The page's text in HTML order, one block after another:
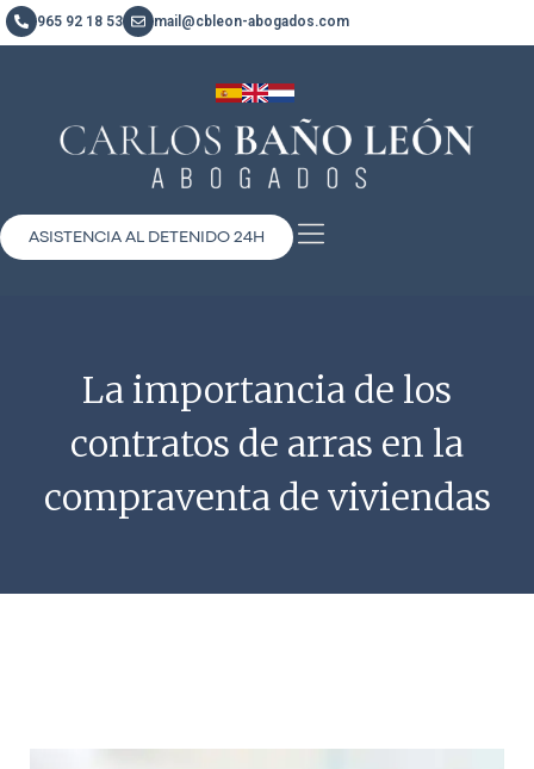
965 92 18 53 mail@cbleon-abogados.com
ASISTENCIA AL DETENIDO 24H
La importancia de los
contratos de arras en la
compraventa de viviendas